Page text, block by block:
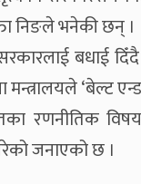
निङले भनेकी छन् ।
बधाई
‘बेल्ट
रणनीतिक
जनाएको छ ।